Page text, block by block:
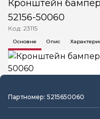
Кронштейн
52156-50060
Код: 23115
Основне Опис
Партномер: 5215650060